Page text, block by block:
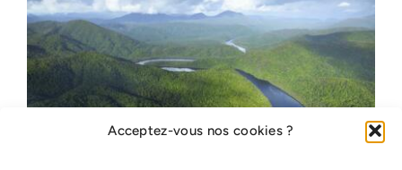
Acceptez-vous nos cookies ?